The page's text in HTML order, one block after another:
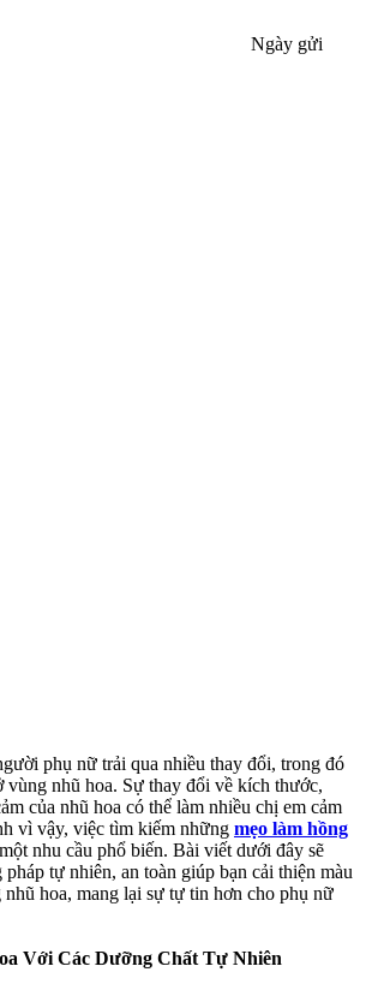
Ngày gửi
phụ nữ trải qua nhiều thay đổi, trong đó
vùng nhũ hoa. Sự thay đổi về kích thước,
của nhũ hoa có thể làm nhiều chị em cảm
vì vậy, việc tìm kiếm những mẹo làm hồng
nhu cầu phổ biến. Bài viết dưới đây sẽ
tự nhiên, an toàn giúp bạn cải thiện màu
nhũ hoa, mang lại sự tự tin hơn cho phụ nữ
Với Các Dưỡng Chất Tự Nhiên